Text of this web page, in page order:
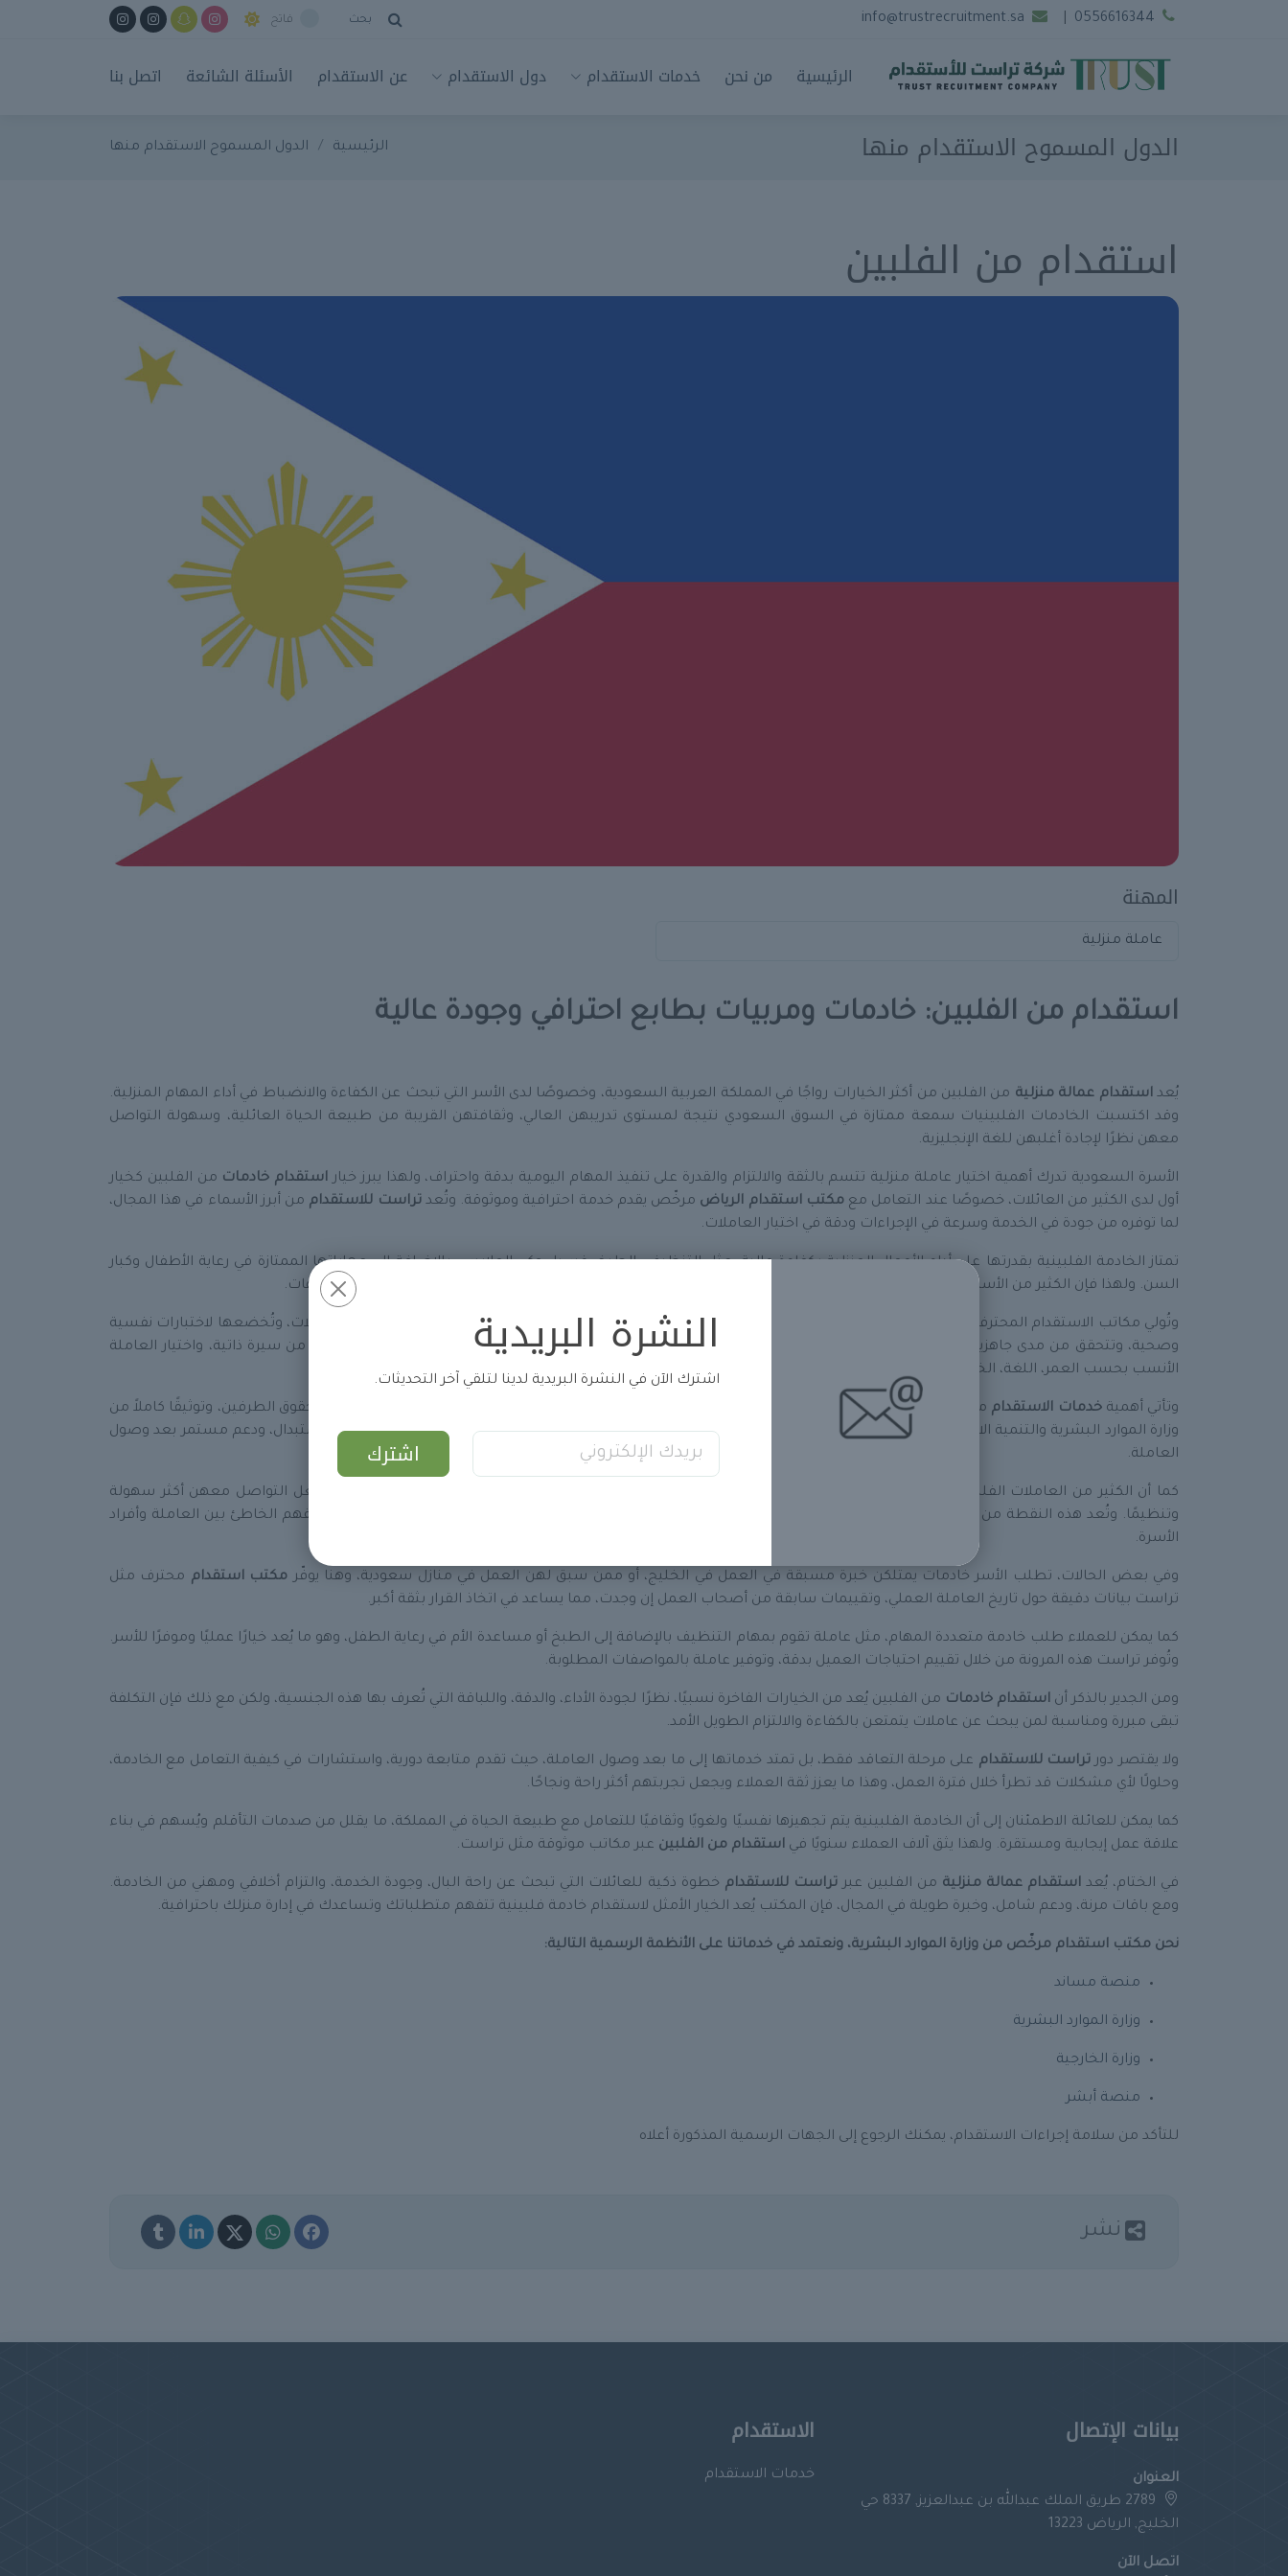
0556616344
info@trustrecruitment.sa بحث فاتح
الرئيسية من نحن خدمات الاستقدام دول الاستقدام عن الاستقدام الأسئلة الشائعة اتصل بنا
الدول المسموح الاستقدام منها الرئيسية الدول المسموح الاستقدام منها
استقدام من الفلبين
المهنة
عاملة منزلية
استقدام من الفلبين: خادمات ومربيات بطابع احترافي وجودة عالية
يُعداستقدام عمالة منزلية من الفلبين من أكثر الخيارات رواجًا في المملكة العربية السعودية، وخصوصًا لدى الأسر التي تبحث عن الكفاءة والانضباط في أداء المهام المنزلية.
وقد اكتسبت الخادمات الفلبينيات سمعة ممتازة في السوق السعودي نتيجة لمستوى تدريبهن العالي، وثقافتهن القريبة من طبيعة الحياة العائلية، وسهولة التواصل
معهن نظرًا لإجادة أغلبهن للغة الإنجليزية.
الأسرة السعودية تدرك أهمية اختيار عاملة منزلية تتسم بالثقة والالتزام والقدرة على تنفيذ المهام اليومية بدقة واحتراف، ولهذا يبرز خيار استقدام خادمات من الفلبين كخيار
أول لدى الكثير من العائلات، خصوصًا عند التعامل معمكتب استقدام الرياض مرخّص يقدم خدمة احترافية وموثوقة. وتُعدتراست للاستقدام من أبرز الأسماء في هذا المجال،
لما توفره من جودة في الخدمة وسرعة في الإجراءات ودقة في اختيار العاملات.
تمتاز الخادمة الفلبينية بقدرتها على أداء الأعمال المنزلية بكفاءة عالية، مثل التنظيف، الطبخ، غسيل وكي الملابس، بالإضافة إلى مهاراتها الممتازة في رعاية الأطفال وكبار
السن. ولهذا فإن الكثير من الأسر تطلبها في وظائف متعددة، منها
وحتّى أحيانًا مهام الدعم اليومي للأمهات.
وتُولي مكاتب الاستقدام المحترفة مثل
اهتمامًا كبيرًا بملف الخادمة الفلبينية، حيث تُراجع سيرتها الذاتية، وتُجري لها مقابلات، وتُخضعها لاختبارات نفسية
وصحية، وتتحقق من مدى جاهزيتها واستعدادها للعمل في المملكة. كما توفر المكتب خيارات متعددة، حيث يمكن للعميل استعراض أكثر من سيرة ذاتية، واختيار العاملة
الأنسب بحسب العمر، اللغة، الخبرة، والمهارات الخاصة.
وتأتي أهميةخدمات الاستقدام من الفلبين كونها تتم عبر منصة مساند الرسمية، مما يضمن للعميل إجراءات قانونية واضحة، وعقدًا يضمن حقوق الطرفين، وتوثيقًا كاملاً من
وزارة الموارد البشرية والتنمية الاجتماعية. وتحرص
شركة استقدام
تراست على توفير باقات استقدام مرنة تشمل تكلفة شاملة، وضمانات استبدال، ودعم مستمر بعد وصول
العاملة.
كما أن الكثير من العاملات الفلبينيات تلقين تدريبات في مراكز متخصصة قبل قدومهن للمملكة، ويملكن خلفية تعليمية مناسبة، ما يجعل التواصل معهن أكثر سهولة
وتنظيمًا. وتُعد هذه النقطة من العوامل الجوهرية التي تجعل
أكثر مرونة وسلاسة، وتقلّل من حالات عدم التوافق أو الفهم الخاطئ بين العاملة وأفراد
الأسرة.
وفي بعض الحالات، تطلب الأسر خادمات يمتلكن خبرة مسبقة في العمل في الخليج، أو ممن سبق لهن العمل في منازل سعودية، وهنا يوفّر مكتب استقدام محترف مثل
تراست بيانات دقيقة حول تاريخ العاملة العملي، وتقييمات سابقة من أصحاب العمل إن وجدت، مما يساعد في اتخاذ القرار بثقة أكبر.
كما يمكن للعملاء طلب خادمة متعددة المهام، مثل عاملة تقوم بمهام التنظيف بالإضافة إلى الطبخ أو مساعدة الأم في رعاية الطفل، وهو ما يُعد خيارًا عمليًا وموفرًا للأسر.
وتُوفر تراست هذه المرونة من خلال تقييم احتياجات العميل بدقة، وتوفير عاملة بالمواصفات المطلوبة.
ومن الجدير بالذكر أناستقدام خادمات من الفلبين يُعد من الخيارات الفاخرة نسبيًا، نظرًا لجودة الأداء، والدقة، واللباقة التي تُعرف بها هذه الجنسية، ولكن مع ذلك فإن التكلفة
تبقى مبررة ومناسبة لمن يبحث عن عاملات يتمتعن بالكفاءة والالتزام الطويل الأمد.
ولا يقتصر دورتراست للاستقدام على مرحلة التعاقد فقط، بل تمتد خدماتها إلى ما بعد وصول العاملة، حيث تقدم متابعة دورية، واستشارات في كيفية التعامل مع الخادمة،
وحلولًا لأي مشكلات قد تطرأ خلال فترة العمل، وهذا ما يعزز ثقة العملاء ويجعل تجربتهم أكثر راحة ونجاحًا.
كما يمكن للعائلة الاطمئنان إلى أن الخادمة الفلبينية يتم تجهيزها نفسيًا ولغويًا وثقافيًا للتعامل مع طبيعة الحياة في المملكة، ما يقلل من صدمات التأقلم ويُسهم في بناء
علاقة عمل إيجابية ومستقرة. ولهذا يثق آلاف العملاء سنويًا في استقدام من الفلبين عبر مكاتب موثوقة مثل تراست.
في الختام، يُعداستقدام عمالة منزلية من الفلبين عبرتراست للاستقدام خطوة ذكية للعائلات التي تبحث عن راحة البال، وجودة الخدمة، والتزام أخلاقي ومهني من الخادمة.
ومع باقات مرنة، ودعم شامل، وخبرة طويلة في المجال، فإن المكتب يُعد الخيار الأمثل لاستقدام خادمة فلبينية تتفهم متطلباتك وتساعدك في إدارة منزلك باحترافية.
نحن مكتب استقدام مرخّص من وزارة الموارد البشرية، ونعتمد في خدماتنا على الأنظمة الرسمية التالية:
منصة مساند
وزارة الموارد البشرية
وزارة الخارجية
منصة أبشر
للتأكد من سلامة إجراءات الاستقدام، يمكنك الرجوع إلى الجهات الرسمية المذكورة أعلاه
نشر
النشرة البريدية
اشترك الآن في النشرة البريدية لدينا لتلقي آخر التحديثات.
اشترك
بيانات الإتصال
العنوان
2789 طريق الملك عبدالله بن عبدالعزيز, 8337 حي
الخليج, الرياض 13223
اتصل الآن
الاستقدام
خدمات الاستقدام